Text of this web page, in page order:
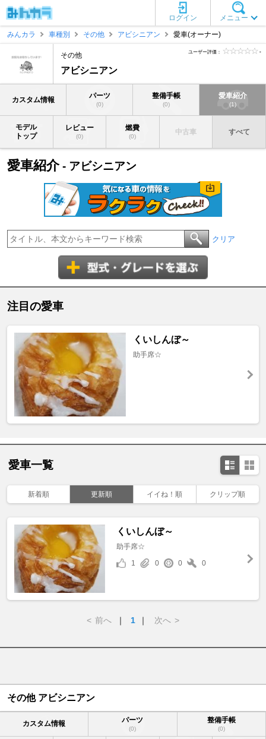
メニュー
ログイン
みんカラ
車種別 その他 アビシニアン 愛車(オーナー)
その他
アビシニアン
ユーザー評価： -
カスタム情報 パーツ
(0)
整備手帳
(0)
愛車紹介
(1)
モデル
トップ
レビュー
(0)
燃費
(0)
中古車 すべて
愛車紹介- アビシニアン
クリア
注目の愛車
くいしんぼ～
助手席☆
愛車一覧
新着順 更新順 イイね！順 クリップ順
くいしんぼ～
助手席☆
1
0 0 0
< 前へ ｜ 1 ｜ 次へ >
その他 アビシニアン
カスタム情報 パーツ
(0)
整備手帳
(0)